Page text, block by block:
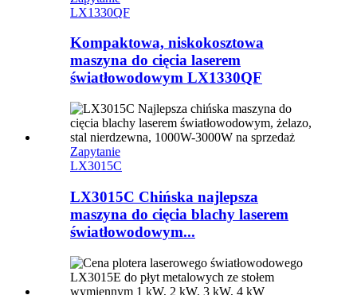
LX1330QF
Kompaktowa, niskokosztowa
maszyna do cięcia laserem
światłowodowym LX1330QF
Zapytanie
LX3015C
LX3015C Chińska najlepsza
maszyna do cięcia blachy laserem
światłowodowym...